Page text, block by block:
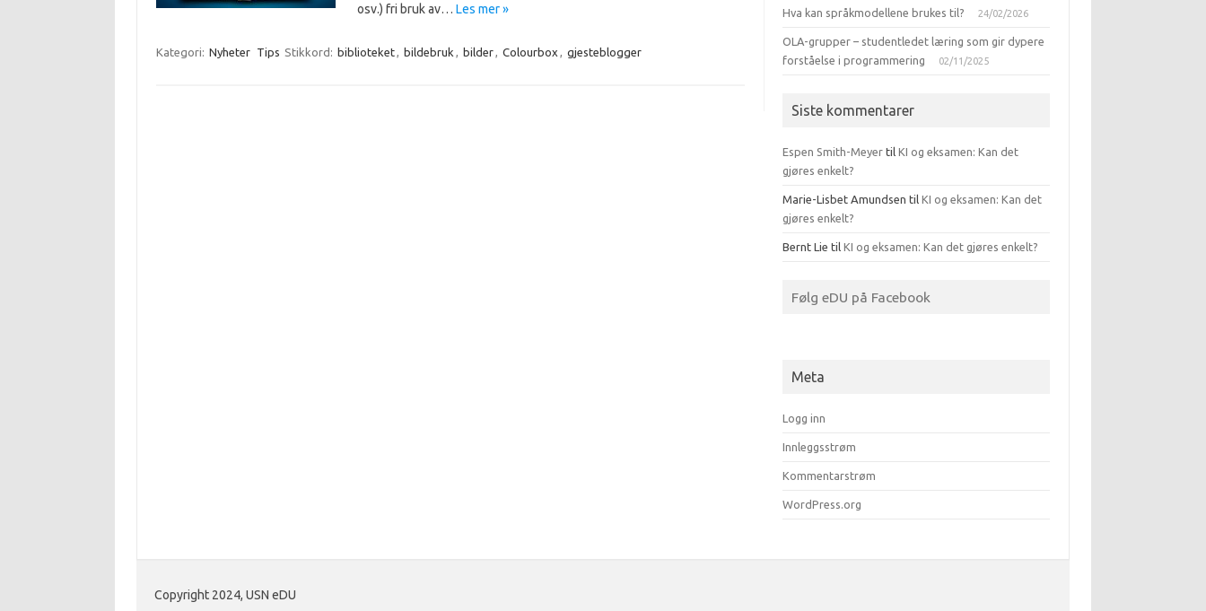
osv.) fri bruk av… Les mer »
Kategori: Nyheter Tips Stikkord: biblioteket, bildebruk , bilder, Colourbox , gjesteblogger
Hva kan språkmodellene brukes til? 24/02/2026
OLA-grupper – studentledet læring som gir dypere
forståelse i programmering
02/11/2025
Siste kommentarer
Espen Smith-Meyer tilKI og eksamen: Kan det
gjøres enkelt?
Marie-Lisbet Amundsen tilKI og eksamen: Kan det
gjøres enkelt?
Bernt Lie tilKI og eksamen: Kan det gjøres enkelt?
Følg eDU på Facebook
Meta
Logg inn
Innleggsstrøm
Kommentarstrøm
WordPress.org
Copyright 2024, USN eDU